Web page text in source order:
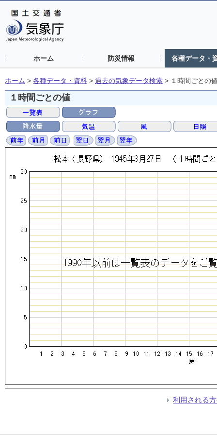
ホーム 防災情報 各種データ・
ホーム > 各種データ・資料 > 過去の気象データ検索 > １時間ごとの
１時間ごとの値
利用される